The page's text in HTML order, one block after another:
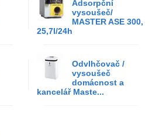
Adsorpční
vysoušeč/
MASTER ASE 300,
25,7l/24h
Odvlhčovač /
vysoušeč
domácnost a
kancelář Maste...